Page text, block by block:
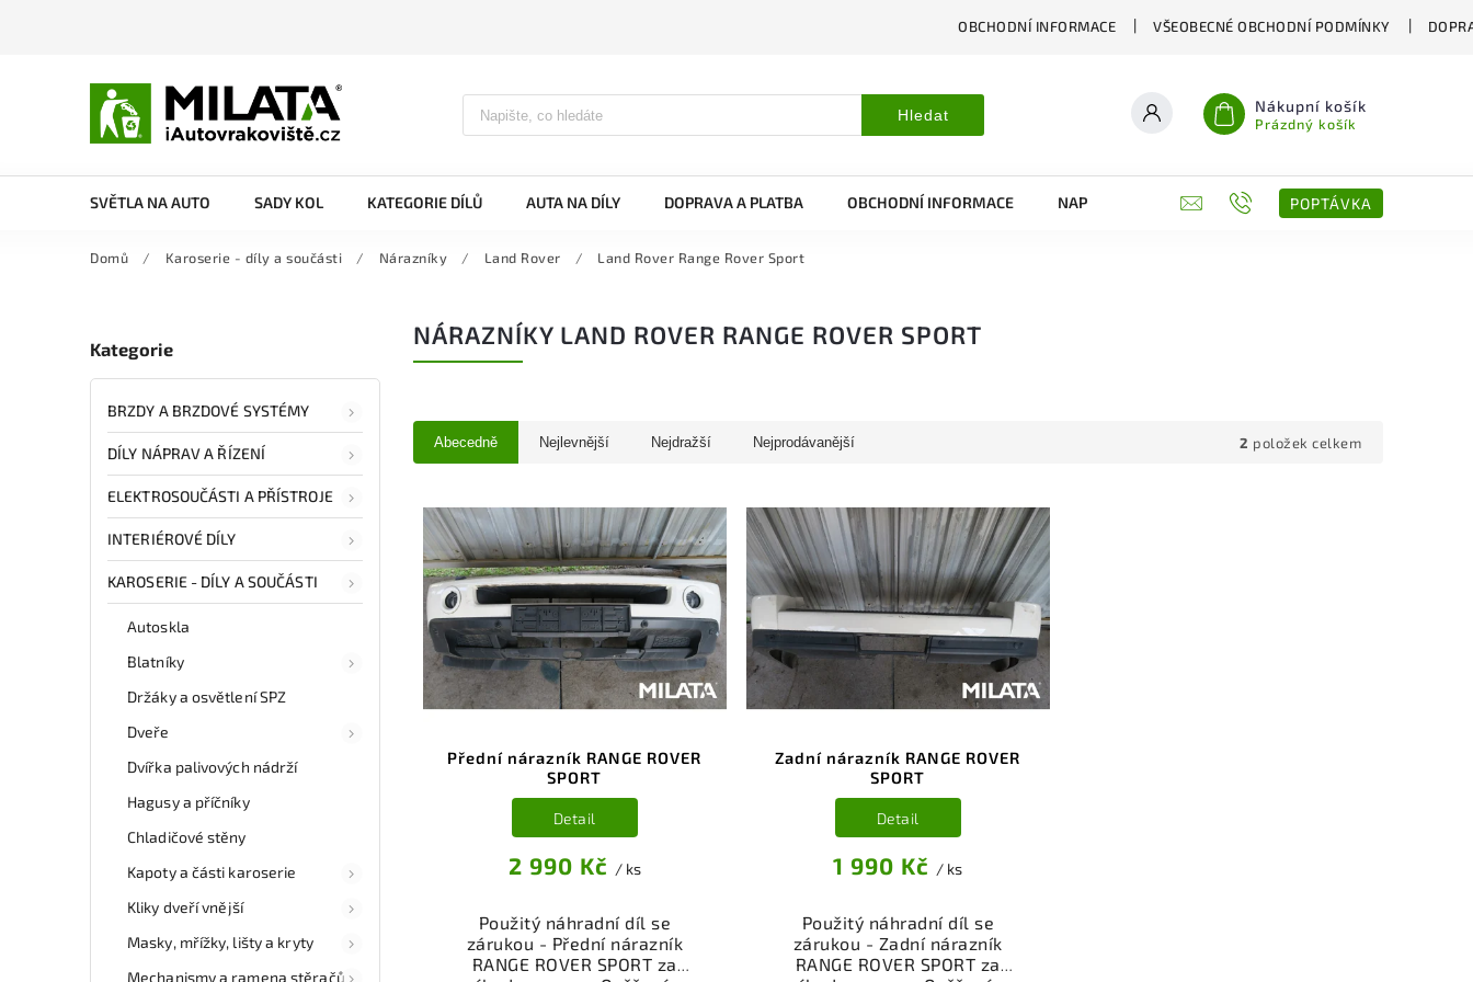
OBCHODNÍ INFORMACE VŠEOBECNÉ OBCHODNÍ PODMÍNKY
Hledat Nákupní košík
Prázdný košík
SVĚTLA NA AUTO SADY KOL KATEGORIE DÍLŮ AUTA NA DÍLY DOPRAVA A PLATBA OBCHODNÍ INFORMACE NAPIŠTE NÁM KONTAKTY POPTÁVKA
Domů / Karoserie - díly a součásti / Nárazníky / Land Rover / Land Rover Range Rover Sport
Kategorie
BRZDY A BRZDOVÉ SYSTÉMY
DÍLY NÁPRAV A ŘÍZENÍ
ELEKTROSOUČÁSTI A PŘÍSTROJE
INTERIÉROVÉ DÍLY
KAROSERIE - DÍLY A SOUČÁSTI
Autoskla
Blatníky
Držáky a osvětlení SPZ
Dveře
Dvířka palivových nádrží
Hagusy a příčníky
Chladičové stěny
Kapoty a části karoserie
Kliky dveří vnější
Masky, mřížky, lišty a kryty
Mechanismy a ramena stěračů
NÁRAZNÍKY LAND ROVER RANGE ROVER SPORT
Abecedně Nejlevnější Nejdražší Nejprodávanější 2 položek celkem
Přední nárazník RANGE ROVER
SPORT
2 990 Kč / ks
Detail
Použitý náhradní díl se
zárukou - Přední nárazník
RANGE ROVER SPORT za
Zadní nárazník RANGE ROVER
SPORT
1 990 Kč / ks
Detail
Použitý náhradní díl se
zárukou - Zadní nárazník
RANGE ROVER SPORT za